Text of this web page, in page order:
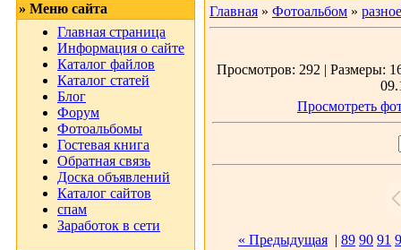
» Меню сайта
Главная страница
Информация о сайте
Каталог файлов
Каталог статей
Блог
Форум
Фотоальбомы
Гостевая книга
Обратная связь
Доска объявлений
Каталог сайтов
спам
Заработок в сети
Главная » Фотоальбом » разное
Просмотров: 292 | Размеры:
Просмотреть
« Предыдущая | 89 90 91